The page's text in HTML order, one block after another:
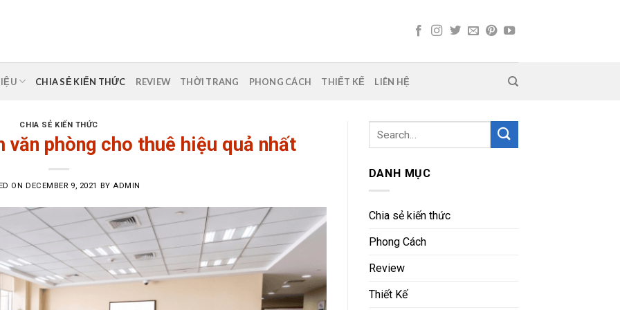
CHIA SẺ KIẾN THỨC REVIEW THỜI TRANG PHONG CÁCH THIẾT KẾ LIÊN HỆ
CHIA SẺ KIẾN THỨC
văn phòng cho thuê hiệu quả nhất
ONDECEMBER 9, 2021 BY ADMIN
DANH MỤC
Chia sẻ kiến thức
Phong Cách
Review
Thiết Kế